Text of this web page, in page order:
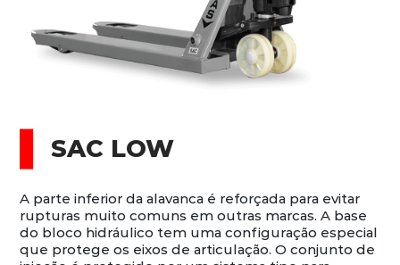
SAC LOW
A parte inferior da alavanca é reforçada para evitar
rupturas muito comuns em outras marcas. A base
do bloco hidráulico tem uma configuração especial
que protege os eixos de articulação. O conjunto de